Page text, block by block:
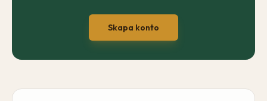
Skapa konto